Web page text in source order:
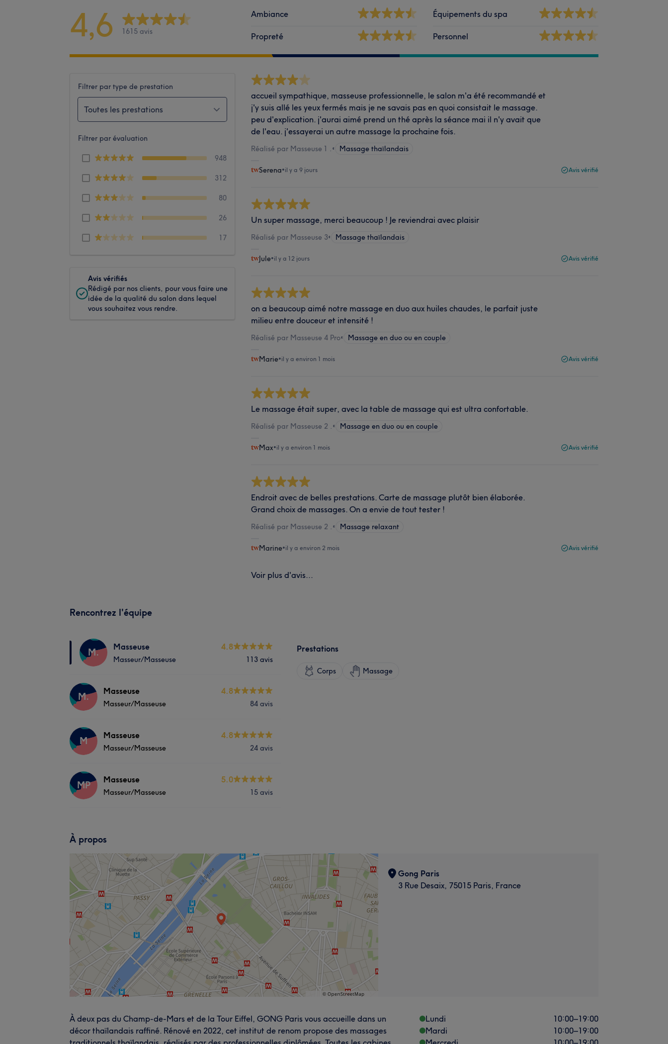
4,6 1615 avis
Ambiance
Propreté
Équipements du spa
Personnel
Filtrer par type de prestation
Toutes les prestations
Filtrer par évaluation
948
312
80
26
17
Avis vérifiés
Rédigé par nos clients, pour vous faire une
idée de la qualité du salon dans lequel
vous souhaitez vous rendre.
accueil sympathique, masseuse professionnelle, le salon m'a été recommandé et
j'y suis allé les yeux fermés mais je ne savais pas en quoi consistait le massage.
peu d'explication. j'aurai aimé prend un thé après la séance mai il n'y avait que
de l'eau. j'essayerai un autre massage la prochaine fois.
Réalisé par Masseuse 1 . • Massage thaïlandais
Serena•il y a 9 jours Avis vérifié
Un super massage, merci beaucoup ! Je reviendrai avec plaisir
Réalisé par Masseuse 3• Massage thaïlandais
Jule•il y a 12 jours Avis vérifié
on a beaucoup aimé notre massage en duo aux huiles chaudes, le parfait juste
milieu entre douceur et intensité !
Réalisé par Masseuse 4 Pro• Massage en duo ou en couple
Marie•il y a environ 1 mois Avis vérifié
Le massage était super, avec la table de massage qui est ultra confortable.
Réalisé par Masseuse 2 . • Massage en duo ou en couple
Max•il y a environ 1 mois Avis vérifié
Endroit avec de belles prestations. Carte de massage plutôt bien élaborée.
Grand choix de massages. On a envie de tout tester !
Réalisé par Masseuse 2 . • Massage relaxant
Marine•il y a environ 2 mois Avis vérifié
Voir plus d'avis...
Rencontrez l'équipe
M. Masseuse
Masseur/Masseuse
4.8
113 avis
M. Masseuse
Masseur/Masseuse
4.8
84 avis
M Masseuse
Masseur/Masseuse
4.8
24 avis
MP Masseuse
Masseur/Masseuse
5.0
15 avis
Prestations
Corps Massage
À propos
Gong Paris
3 Rue Desaix, 75015 Paris, France
À deux pas du Champ-de-Mars et de la Tour Eiffel, GONG Paris vous accueille dans un
décor thaïlandais raffiné. Rénové en 2022, cet institut de renom propose des massages
Lundi 10:00–19:00
Mardi
10:00–19:00